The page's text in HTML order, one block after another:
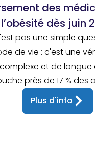
des
l’obésité dès juin
pas une simple
de vie : c'est une
et de longue
près de 17 % des
Plus d'info